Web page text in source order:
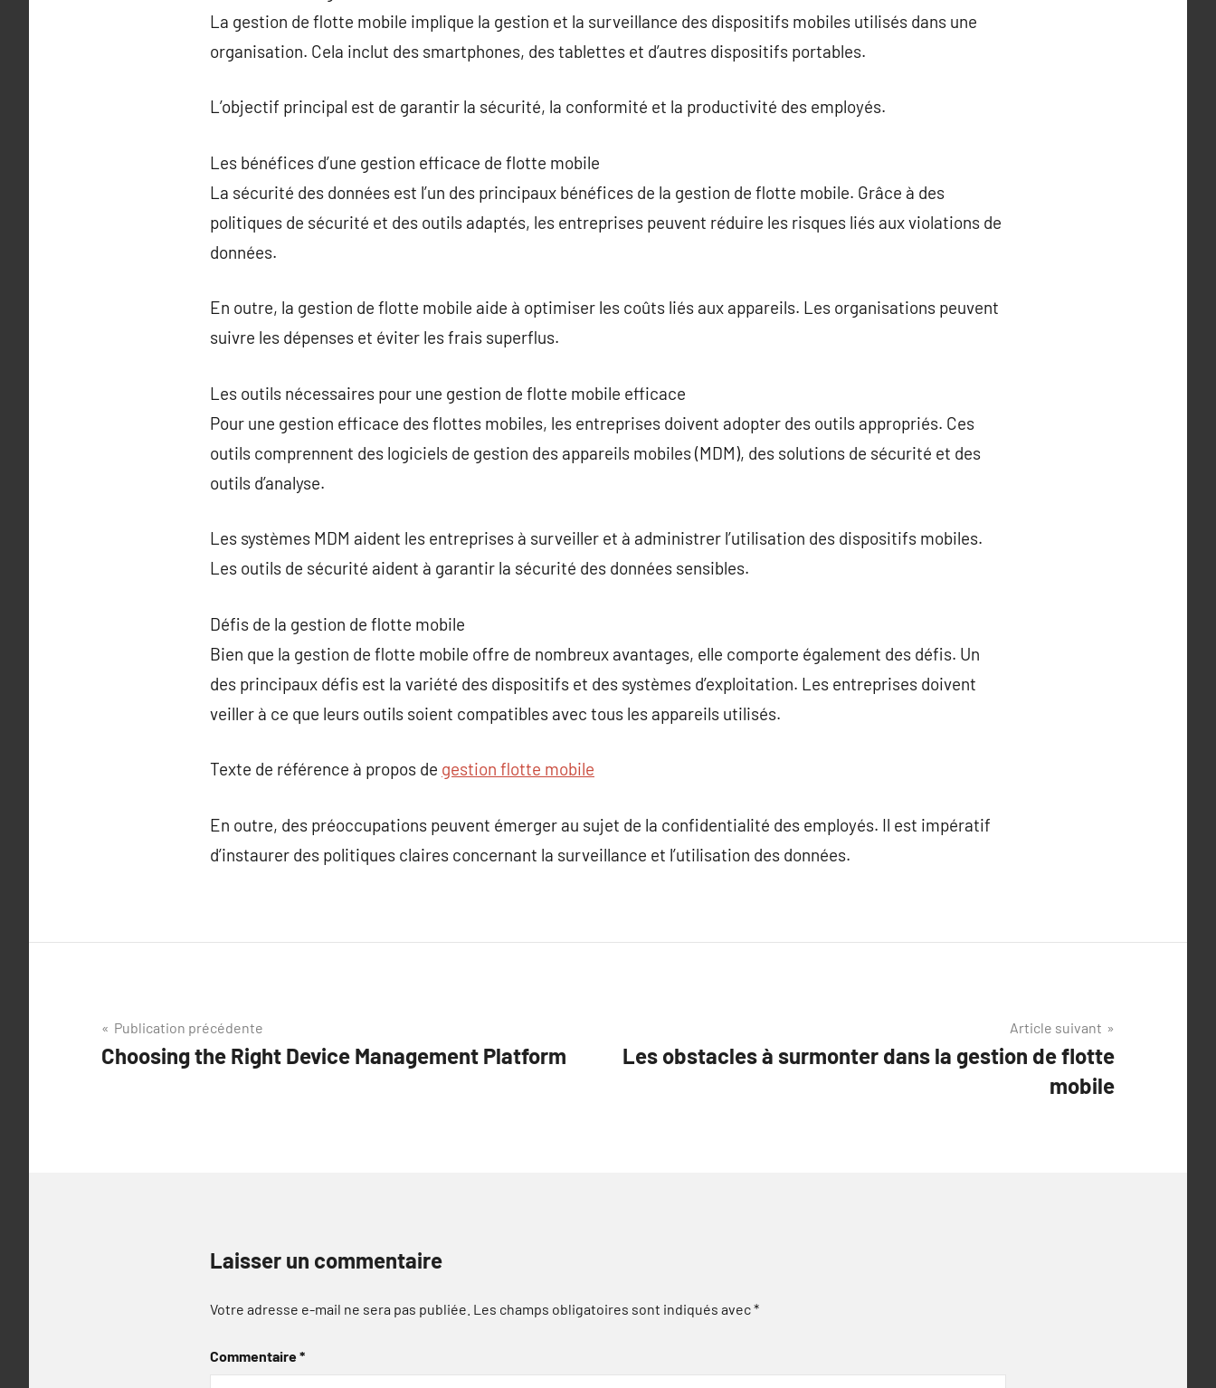
La gestion de flotte mobile implique la gestion et la surveillance des dispositifs mobiles utilisés dans une
organisation. Cela inclut des smartphones, des tablettes et d’autres dispositifs portables.
L’objectif principal est de garantir la sécurité, la conformité et la productivité des employés.
Les bénéfices d’une gestion efficace de flotte mobile
La sécurité des données est l’un des principaux bénéfices de la gestion de flotte mobile. Grâce à des
politiques de sécurité et des outils adaptés, les entreprises peuvent réduire les risques liés aux violations de
données.
En outre, la gestion de flotte mobile aide à optimiser les coûts liés aux appareils. Les organisations peuvent
suivre les dépenses et éviter les frais superflus.
Les outils nécessaires pour une gestion de flotte mobile efficace
Pour une gestion efficace des flottes mobiles, les entreprises doivent adopter des outils appropriés. Ces
outils comprennent des logiciels de gestion des appareils mobiles (MDM), des solutions de sécurité et des
outils d’analyse.
Les systèmes MDM aident les entreprises à surveiller et à administrer l’utilisation des dispositifs mobiles.
Les outils de sécurité aident à garantir la sécurité des données sensibles.
Défis de la gestion de flotte mobile
Bien que la gestion de flotte mobile offre de nombreux avantages, elle comporte également des défis. Un
des principaux défis est la variété des dispositifs et des systèmes d’exploitation. Les entreprises doivent
veiller à ce que leurs outils soient compatibles avec tous les appareils utilisés.
Texte de référence à propos de gestion flotte mobile
En outre, des préoccupations peuvent émerger au sujet de la confidentialité des employés. Il est impératif
d’instaurer des politiques claires concernant la surveillance et l’utilisation des données.
Navigation
de
Publication précédente
Choosing the Right Device Management Platform
Article suivant
Les obstacles à surmonter dans la gestion de flotte
mobile
Laisser un commentaire
Votre adresse e-mail ne sera pas publiée. Les champs obligatoires sont indiqués avec*
Commentaire*